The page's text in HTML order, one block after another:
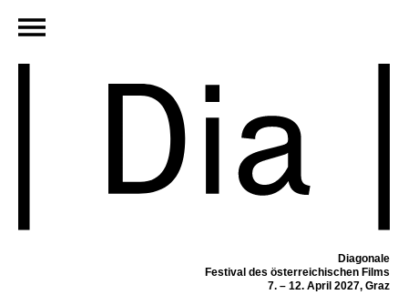
Diagonale
Festival des österreichischen Films
7. – 12. April 2027, Graz